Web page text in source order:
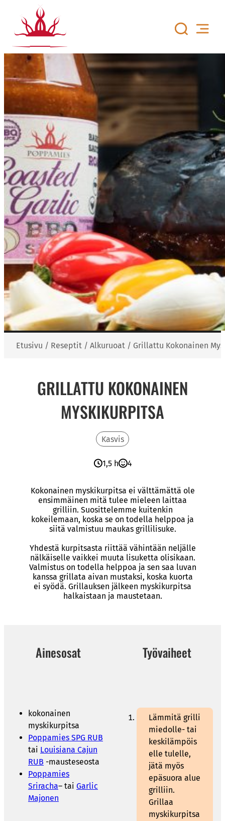
sisältöön
Etusivu / Reseptit / Alkuruoat / Grillattu Kokonainen
GRILLATTU KOKONAINEN
MYSKIKURPITSA
Kasvis
1,5 h 4
Kokonainen myskikurpitsa ei välttämättä ole
ensimmäinen mitä tulee mieleen laittaa
grilliin. Suosittelemme kuitenkin
kokeilemaan, koska se on todella helppoa ja
siitä valmistuu maukas grillilisuke.
Yhdestä kurpitsasta riittää vähintään neljälle
nälkäiselle vaikkei muuta lisuketta olisikaan.
Valmistus on todella helppoa ja sen saa luvan
kanssa grillata aivan mustaksi, koska kuorta
ei syödä. Grillauksen jälkeen myskikurpitsa
halkaistaan ja maustetaan.
Ainesosat Työvaiheet
kokonainen
myskikurpitsa
Poppamies SPG RUB
tai Louisiana Cajun
RUB -mausteseosta
Poppamies
Sriracha– tai Garlic
Majonen
Lämmitä grilli
miedolle- tai
keskilämpöis
elle tulelle,
jätä myös
epäsuora alue
grilliin.
Grillaa
myskikurpitsa